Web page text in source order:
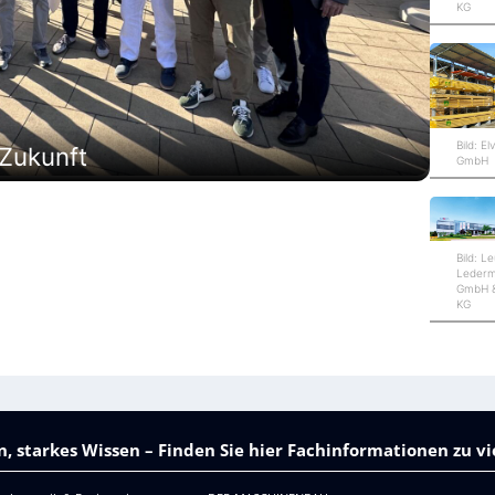
KG
Bild:
GmbH
Bild:
GmbH
KG
starkes Wissen – Finden Sie hier Fachinformationen zu